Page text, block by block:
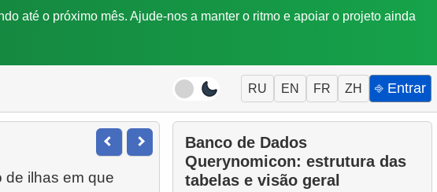
até o próximo mês. Ajude-nos a manter o ritmo e apoiar o projeto ainda
RU EN FR ZH ⎆ Entrar
de ilhas em que
Banco de Dados
Querynomicon: estrutura das
tabelas e visão geral